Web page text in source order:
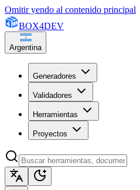
Omitir yendo al contenido principal
BOX4DEV
Argentina
Generadores
Validadores
Herramientas
Proyectos